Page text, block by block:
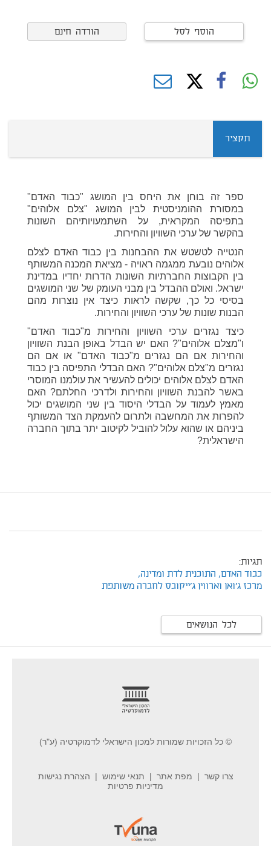
הוסף לסל הורדה חינם
תקציר
ספר זה בוחן את היחס בין המושג "כבוד האדם"
במסורת ההומניסטית לבין המושג "צלם אלוהים"
בתפיסה המקראית, על השתמעויותיהם השונות
בהקשר של ערכי השוויון והחירות.
הנטייה לטשטש את ההבחנות בין כבוד האדם לצלם
אלוהים נובעת ממגמה ראויה - מציאת המכנה המשותף
בין הקבוצות החברתיות השונות הדרות יחדיו במדינת
ישראל. ואולם ההבדל בין מבני העומק של שני המושגים
בסיסי כל כך, שקשה לראות כיצד אין נוצרות מהם
הבנות שונות של ערכי השוויון והחירות.
כיצד נגזרים ערכי השוויון והחירות מ"כבוד האדם"
ו"מצלם אלוהים"? האם יש הבדל באופן הבנת השוויון
והחירות אם הם נגזרים מ"כבוד האדם" או אם הם
נגזרים מ"צלם אלוהים"? האם הבדלי התפיסה בין כבוד
האדם לצלם אלוהים יכולים להעשיר את עולמנו המוסרי
באשר להבנת השוויון והחירות ולדרכי החלתם? האם
מאמץ לעמוד על הבדלי היסוד בין שני המושגים יכול
להפרות את המחשבה ולתרום להעמקת הצד המשותף
ביניהם או שהוא עלול להוביל לקיטוב יתר בתוך החברה
הישראלית?
תגיות:
כבוד האדם, התוכנית לדת ומדינה,
מרכז ג'ואן וארווין ג'ייקובס לחברה משותפת
לכל הנושאים
© כל הזכויות שמורות למכון הישראלי לדמוקרטיה (ע"ר)
צרו קשר מפת אתר תנאי שימוש
הצהרת נגישות
מדיניות פרטיות